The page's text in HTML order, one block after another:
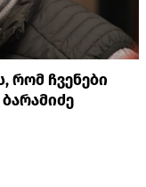
რომ ჩვენები